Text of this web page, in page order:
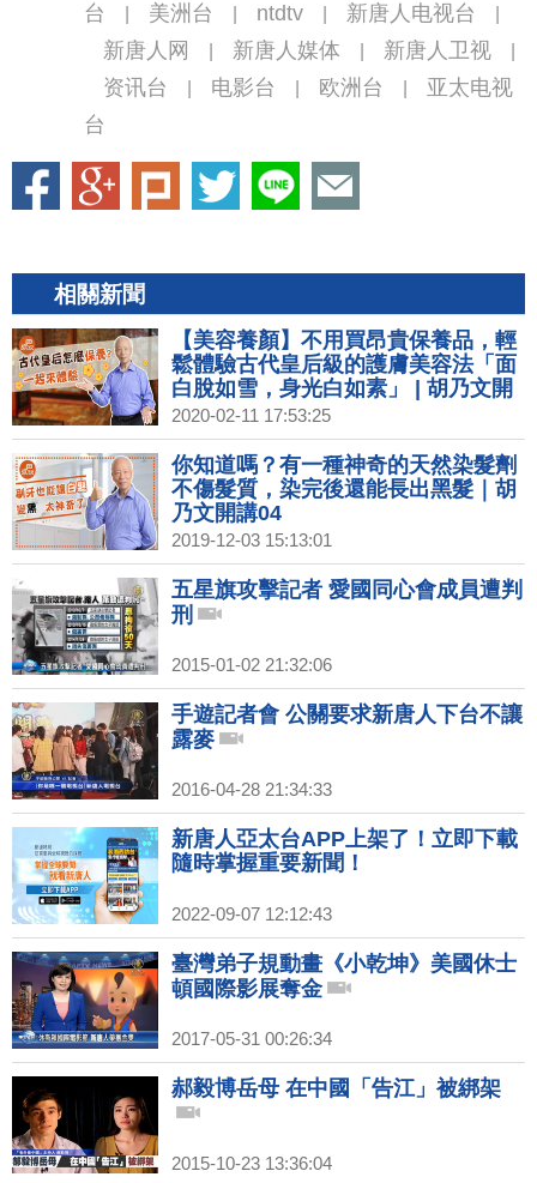
台
美洲台 ntdtv 新唐人电视台
新唐人网 新唐人媒体 新唐人卫视
资讯台 电影台 欧洲台
亚太电视
台
相關新聞
【美容養顏】不用買昂貴保養品，輕
鬆體驗古代皇后級的護膚美容法「面
白脫如雪，身光白如素」 | 胡乃文開
講02
2020-02-11 17:53:25
你知道嗎？有一種神奇的天然染髮劑
不傷髮質，染完後還能長出黑髮｜胡
乃文開講04
2019-12-03 15:13:01
五星旗攻擊記者 愛國同心會成員遭判
刑
2015-01-02 21:32:06
手遊記者會 公關要求新唐人下台不讓
露麥
2016-04-28 21:34:33
新唐人亞太台APP上架了！立即下載
隨時掌握重要新聞！
2022-09-07 12:12:43
臺灣弟子規動畫《小乾坤》美國休士
頓國際影展奪金
2017-05-31 00:26:34
郝毅博岳母 在中國「告江」被綁架
2015-10-23 13:36:04